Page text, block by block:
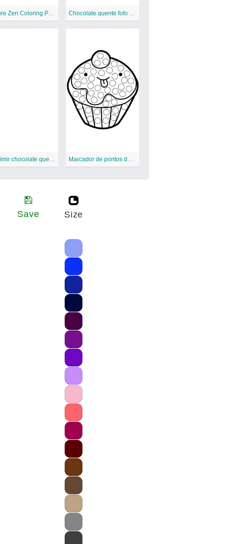
Nature Zen Coloring Page Chocolate quente fofo e biscoitos
Imprimir chocolate quente Marcador de pontos de cupcake
Save Size